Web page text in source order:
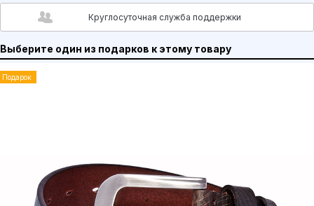
Круглосуточная служба поддержки
Выберите один из подарков к этому товару
Подарок